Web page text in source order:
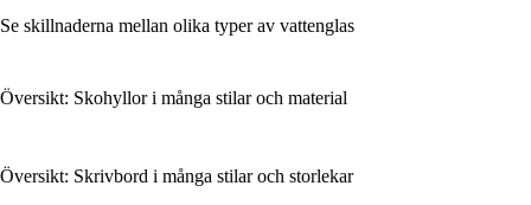
Se skillnaderna mellan olika typer av vattenglas
Översikt: Skohyllor i många stilar och material
Översikt: Skrivbord i många stilar och storlekar